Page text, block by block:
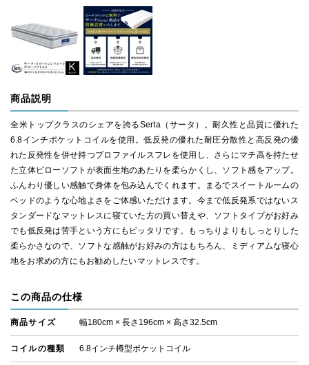
商品説明
全米トップクラスのシェアを誇るSerta（サータ）。耐久性と品質に優れた
6.8インチポケットコイルを使用。低反発の優れた耐圧分散性と高反発の優
れた反発性を併せ持つプロファイルスフレを使用し、さらにマチ高を持たせ
た立体ピローソフトが表面生地のあたりを柔らかくし、ソフト感をアップ。
ふんわり優しい感触で身体を包み込んでくれます。まるでスイートルームの
ベッドのような心地よさをご体感いただけます。今まで低反発系ではないス
タンダードなマットレスに寝ていた方の買い替えや、ソフトタイプがお好み
でも低反発は苦手という方にもピッタリです。もっちりよりもしっとりした
柔らかさなので、ソフトな感触がお好みの方はもちろん、ミディアムな寝心
地をお求めの方にもお勧めしたいマットレスです。
この商品の仕様
商品サイズ 幅180cm × 長さ196cm × 高さ32.5cm
コイルの種類 6.8インチ樽型ポケットコイル